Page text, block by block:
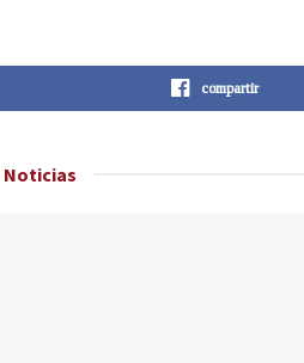
compartir
Noticias